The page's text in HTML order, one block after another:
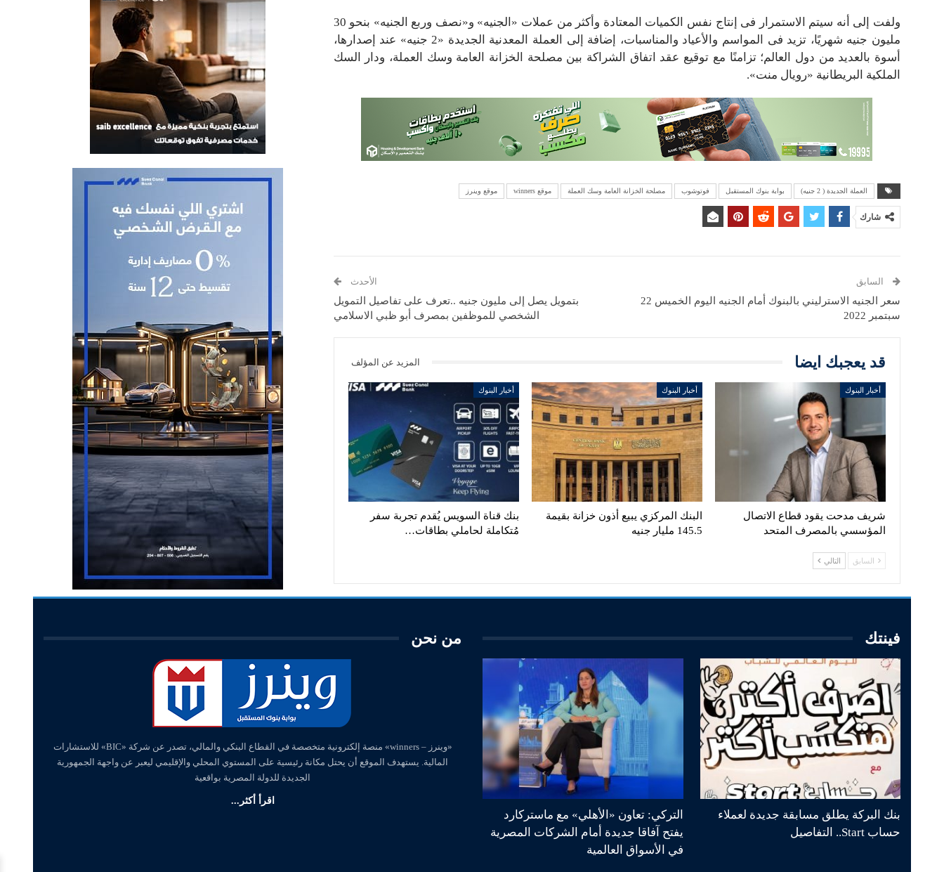
ولفت إلى أنه سيتم الاستمرار فى إنتاج نفس الكميات المعتادة وأكثر من عملات «الجنيه» و«نصف وربع الجنيه» بنحو 30
مليون جنيه شهريًا، تزيد فى المواسم والأعياد والمناسبات، إضافة إلى العملة المعدنية الجديدة «2 جنيه» عند إصدارها،
أسوة بالعديد من دول العالم؛ تزامنًا مع توقيع عقد اتفاق الشراكة بين مصلحة الخزانة العامة وسك العملة، ودار السك
الملكية البريطانية «رويال منت».
العملة الجديدة ( 2 جنيه) بوابة بنوك المستقبل فوتوشوب مصلحة الخزانة العامة وسك العملة موقع winners موقع وينرز
شارك
السابق
سعر الجنيه الاسترليني بالبنوك أمام الجنيه اليوم الخميس 22
سبتمبر 2022
الأحدث
بتمويل يصل إلى مليون جنيه ..تعرف على تفاصيل التمويل
الشخصي للموظفين بمصرف أبو ظبي الاسلامي
قد يعجبك ايضا المزيد عن المؤلف
أخبار البنوك
شريف مدحت يقود قطاع الاتصال
المؤسسي بالمصرف المتحد
أخبار البنوك
البنك المركزي يبيع أذون خزانة بقيمة
145.5 مليار جنيه
أخبار البنوك
بنك قناة السويس يُقدم تجربة سفر
مُتكاملة لحاملي بطاقات…
السابق التالي
فينتك
بنك البركة يطلق مسابقة جديدة لعملاء
حساب Start.. التفاصيل
التركي: تعاون «الأهلي» مع ماستركارد
يفتح آفاقا جديدة أمام الشركات المصرية
في الأسواق العالمية
من نحن
«وينرز – winners» منصة إلكترونية متخصصة في القطاع البنكي والمالي، تصدر عن شركة «BIC» للاستشارات
المالية. يستهدف الموقع أن يحتل مكانة رئيسية على المستوي المحلي والإقليمي ليعبر عن واجهة الجمهورية
الجديدة للدولة المصرية بواقعية
اقرأ أكثر...